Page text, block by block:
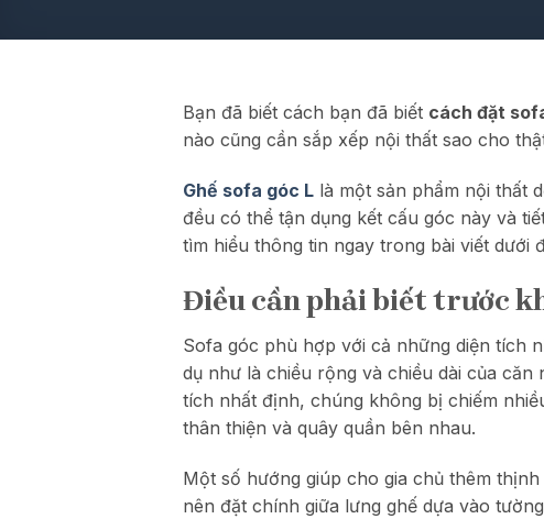
Bạn đã biết cách bạn đã biết cách đặt
nào cũng cần sắp xếp nội thất sao cho
Ghế sofa góc L là một sản phẩm nội thất
đều có thể tận dụng kết cấu góc này và
tìm hiểu thông tin ngay trong bài viết dưới
Điều cần phải biết trước
Sofa góc phù hợp với cả những diện tích
dụ như là chiều rộng và chiều dài của
tích nhất định, chúng không bị chiếm
thân thiện và quây quần bên nhau.
Một số hướng giúp cho gia chủ thêm
nên đặt chính giữa lưng ghế dựa vào